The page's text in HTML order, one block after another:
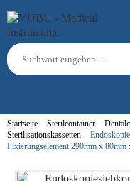
Startseite Sterilcontainer
Sterilisationskassetten
Fixierungselement 290mm x 80mm